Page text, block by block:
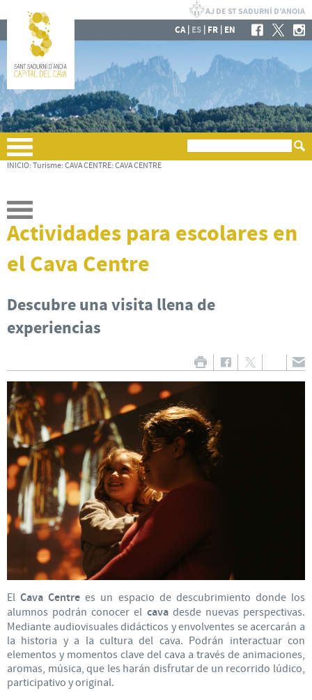
CA| ES | FR | EN
INICIO: Turisme: CAVA CENTRE: CAVA CENTRE
Actividades para escolares en
el Cava Centre
Descubre una visita llena de
experiencias
ElCava Centre es un espacio de descubrimiento donde los
alumnos podrán conocer el cavadesde nuevas perspectivas.
Mediante audiovisuales didácticos y envolventes se acercarán a
la historia y a la cultura del cava. Podrán interactuar con
elementos y momentos clave del cava a través de animaciones,
aromas, música, que les harán disfrutar de un recorrido lúdico,
participativo y original.